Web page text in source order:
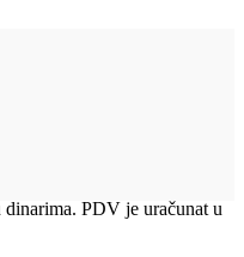
dinarima. PDV je uračunat u